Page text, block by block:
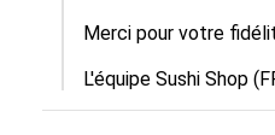
Merci pour votre
L'équipe Sushi Shop